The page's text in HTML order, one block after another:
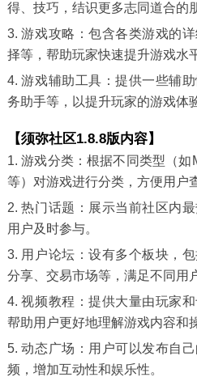
得、技巧，结识更多志同道合的
3. 游戏攻略：包含各类游戏的
择等，帮助玩家快速提升游戏水
4. 游戏辅助工具：提供一些辅
务助手等，以提升玩家的游戏体
【须弥社区1.8.8版内容】
1. 游戏分类：根据不同类型（
等）对游戏进行分类，方便用户
2. 热门话题：展示当前社区内
用户及时参与。
3. 用户论坛：设有多个板块，
分享、交易市场等，满足不同用
4. 视频教程：提供大量由玩家
帮助用户更好地理解游戏内容和
5. 动态广场：用户可以发布自
频，增加互动性和娱乐性。